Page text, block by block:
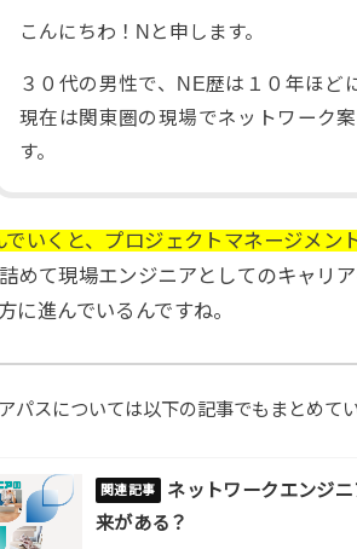
こんにちわ！Nと申します。
３０代の男性で、NE歴は１０年ほど
現在は関東圏の現場でネットワーク
す。
いくと、プロジェクトマネージメン
めて現場エンジニアとしてのキャリ
に進んでいるんですね。
パスについては以下の記事でもまとめてい
ネットワークエンジ
来がある？